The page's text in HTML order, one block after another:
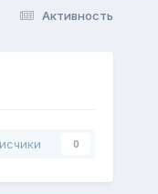
Активность
0